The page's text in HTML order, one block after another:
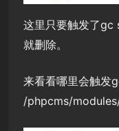
这里只要触发了gc
就删除。
来看看哪里会触发
/phpcms/